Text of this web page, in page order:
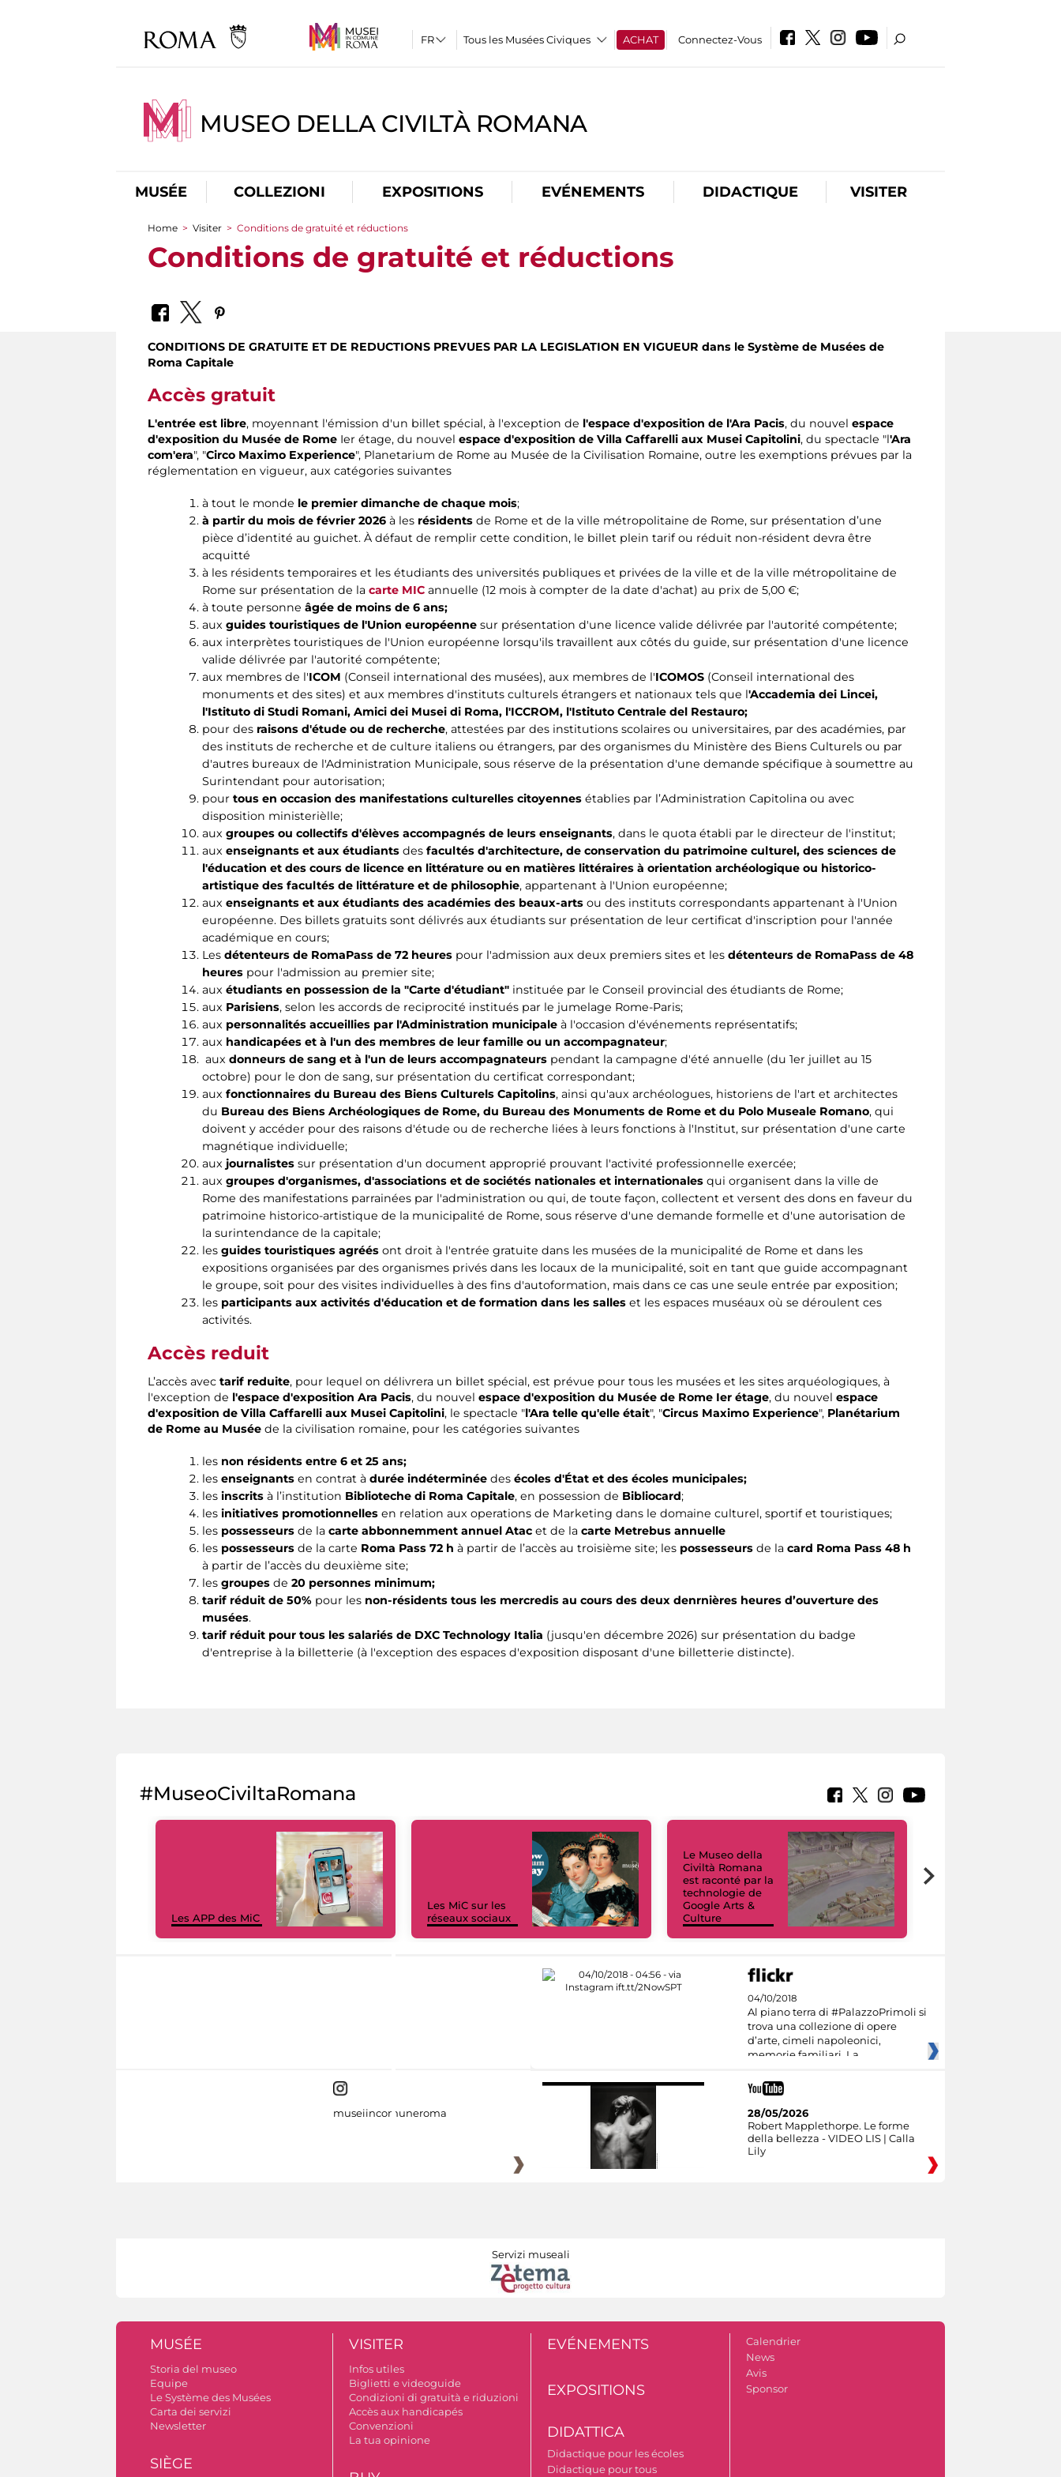
Tous les Musées Civiques ACHAT Connectez-Vous
MUSEO DELLA CIVILTÀ ROMANA
MUSÉE COLLEZIONI EXPOSITIONS EVÉNEMENTS DIDACTIQUE VISITER
You are here
Home > Visiter > Conditions de gratuité et réductions
Conditions de gratuité et réductions
CONDITIONS DE GRATUITE ET DE REDUCTIONS PREVUES PAR LA LEGISLATION EN VIGUEUR dans le Système de Musées de
Roma Capitale
Accès gratuit
L'entrée est libre, moyennant l'émission d'un billet spécial, à l'exception de l'espace d'exposition de l'Ara Pacis, du nouvel espace
d'exposition du Musée de Rome Ier étage, du nouvel espace d'exposition de Villa Caffarelli aux Musei Capitolini, du spectacle "l'Ara
com'era", "Circo Maximo Experience", Planetarium de Rome au Musée de la Civilisation Romaine, outre les exemptions prévues par la
réglementation en vigueur, aux catégories suivantes
à tout le monde le premier dimanche de chaque mois;
à partir du mois de février 2026à les résidentsde Rome et de la ville métropolitaine de Rome, sur présentation d’une
pièce d’identité au guichet. À défaut de remplir cette condition, le billet plein tarif ou réduit non-résident devra être
acquitté
à les résidents temporaires et les étudiants des universités publiques et privées de la ville et de la ville métropolitaine de
Rome sur présentation de la carte MICannuelle (12 mois à compter de la date d'achat) au prix de 5,00 €;
à toute personne âgée de moins de 6 ans;
aux guides touristiques de l'Union européennesur présentation d'une licence valide délivrée par l'autorité compétente;
aux interprètes touristiques de l'Union européenne lorsqu'ils travaillent aux côtés du guide, sur présentation d'une licence
valide délivrée par l'autorité compétente;
aux membres de l'ICOM (Conseil international des musées), aux membres de l'ICOMOS(Conseil international des
monuments et des sites) et aux membres d'instituts culturels étrangers et nationaux tels que l'Accademia dei Lincei,
l'Istituto di Studi Romani, Amici dei Musei di Roma, l'ICCROM, l'Istituto Centrale del Restauro;
pour des raisons d'étude ou de recherche, attestées par des institutions scolaires ou universitaires, par des académies, par
des instituts de recherche et de culture italiens ou étrangers, par des organismes du Ministère des Biens Culturels ou par
d'autres bureaux de l'Administration Municipale, sous réserve de la présentation d'une demande spécifique à soumettre au
Surintendant pour autorisation;
pourtous en occasion des manifestations culturelles citoyennesétablies par l’Administration Capitolina ou avec
disposition ministerièlle;
aux groupes ou collectifs d'élèves accompagnés de leurs enseignants, dans le quota établi par le directeur de l'institut;
aux enseignants et aux étudiants desfacultés d'architecture, de conservation du patrimoine culturel, des sciences de
l'éducation et des cours de licence en littérature ou en matières littéraires à orientation archéologique ou historico-
artistique des facultés de littérature et de philosophie, appartenant à l'Union européenne;
aux enseignants et aux étudiants des académies des beaux-artsou des instituts correspondants appartenant à l'Union
européenne. Des billets gratuits sont délivrés aux étudiants sur présentation de leur certificat d'inscription pour l'année
académique en cours;
Lesdétenteurs de RomaPass de 72 heurespour l'admission aux deux premiers sites et les détenteurs de RomaPass de 48
heurespour l'admission au premier site;
aux étudiants en possession de la "Carte d'étudiant"instituée par le Conseil provincial des étudiants de Rome;
aux Parisiens, selon les accords de reciprocité institués par le jumelage Rome-Paris;
aux personnalités accueillies par l'Administration municipaleà l'occasion d'événements représentatifs;
aux handicapées et à l'un des membres de leur famille ou un accompagnateur;
aux donneurs de sang et à l'un de leurs accompagnateurspendant la campagne d'été annuelle (du 1er juillet au 15
octobre) pour le don de sang, sur présentation du certificat correspondant;
aux fonctionnaires du Bureau des Biens Culturels Capitolins, ainsi qu'aux archéologues, historiens de l'art et architectes
du Bureau des Biens Archéologiques de Rome, du Bureau des Monuments de Rome et du Polo Museale Romano, qui
doivent y accéder pour des raisons d'étude ou de recherche liées à leurs fonctions à l'Institut, sur présentation d'une carte
magnétique individuelle;
aux journalistessur présentation d'un document approprié prouvant l'activité professionnelle exercée;
aux groupes d'organismes, d'associations et de sociétés nationales et internationalesqui organisent dans la ville de
Rome des manifestations parrainées par l'administration ou qui, de toute façon, collectent et versent des dons en faveur du
patrimoine historico-artistique de la municipalité de Rome, sous réserve d'une demande formelle et d'une autorisation de
la surintendance de la capitale;
les guides touristiques agréésont droit à l'entrée gratuite dans les musées de la municipalité de Rome et dans les
expositions organisées par des organismes privés dans les locaux de la municipalité, soit en tant que guide accompagnant
le groupe, soit pour des visites individuelles à des fins d'autoformation, mais dans ce cas une seule entrée par exposition;
les participants aux activités d'éducation et de formation dans les salleset les espaces muséaux où se déroulent ces
activités.
Accès reduit
L’accès avec tarif reduite, pour lequel on délivrera un billet spécial, est prévue pour tous les musées et les sites arquéologiques, à
l'exception de l'espace d'exposition Ara Pacis, du nouvel espace d'exposition du Musée de Rome Ier étage, du nouvel espace
d'exposition de Villa Caffarelli aux Musei Capitolini, le spectacle "l'Ara telle qu'elle était", "Circus Maximo Experience", Planétarium
de Rome au Musée de la civilisation romaine, pour les catégories suivantes
les non résidents entre 6 et 25 ans;
les enseignants en contrat à durée indéterminéedes écoles d'État et des écoles municipales;
les inscritsà l’institution Biblioteche di Roma Capitale, en possession de Bibliocard;
les initiatives promotionnellesen relation aux operations de Marketing dans le domaine culturel, sportif et touristiques;
les possesseursde la carte abbonnemment annuel Atac et de la carte Metrebus annuelle
les possesseurs de la carte Roma Pass 72 h à partir de l’accès au troisième site; les possesseurs de la card Roma Pass 48 h
à partir de l’accès du deuxième site;
les groupesde 20 personnes minimum;
tarif réduit de 50% pour les non-résidents tous les mercredis au cours des deux denrnières heures d’ouverture des
musées.
tarif réduit pour tous les salariés de DXC Technology Italia (jusqu'en décembre 2026) sur présentation du badge
d'entreprise à la billetterie (à l'exception des espaces d'exposition disposant d'une billetterie distincte).
#MuseoCiviltaRomana
Les APP des MiC
Les MiC sur les
réseaux sociaux
Le Museo della
Civiltà Romana
est raconté par la
technologie de
Google Arts &
Culture
04/10/2018
Al piano terra di #PalazzoPrimoli si
trova una collezione di opere
d’arte, cimeli napoleonici,
memorie familiari. La
museiincomuneroma
28/05/2026
Robert Mapplethorpe. Le forme
della bellezza - VIDEO LIS | Calla
Lily
Servizi museali
MUSÉE
Storia del museo
Equipe
Le Système des Musées
Carta dei servizi
Newsletter
SIÈGE
VISITER
Infos utiles
Biglietti e videoguide
Condizioni di gratuità e riduzioni
Accès aux handicapés
Convenzioni
La tua opinione
EVÉNEMENTS
EXPOSITIONS
DIDATTICA
Didactique pour les écoles
Didactique pour tous
Calendrier
News
Avis
Sponsor